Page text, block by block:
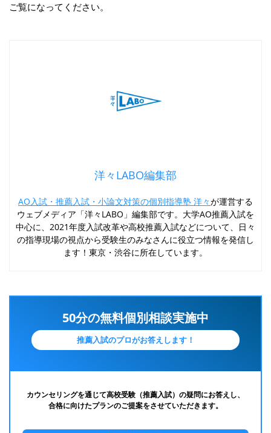
ご覧になってください。
洋々LABO編集部
AO入試・推薦入試・小論文対策の個別指導塾 洋々が運営する
ウェブメディア「洋々LABO」編集部です。大学AO推薦入試を
中心に、2021年度入試改革や高校推薦入試などについて、日々
の指導現場の視点から受験生のみなさんに役立つ情報を発信し
ます！東京・渋谷に所在しています。
50分の無料個別相談実施中
推薦入試のプロがお答えします！
カウンセリングを通じて高校受験（推薦入試）の疑問にお答えし、
合格に向けたプランのご提案をさせていただきます。